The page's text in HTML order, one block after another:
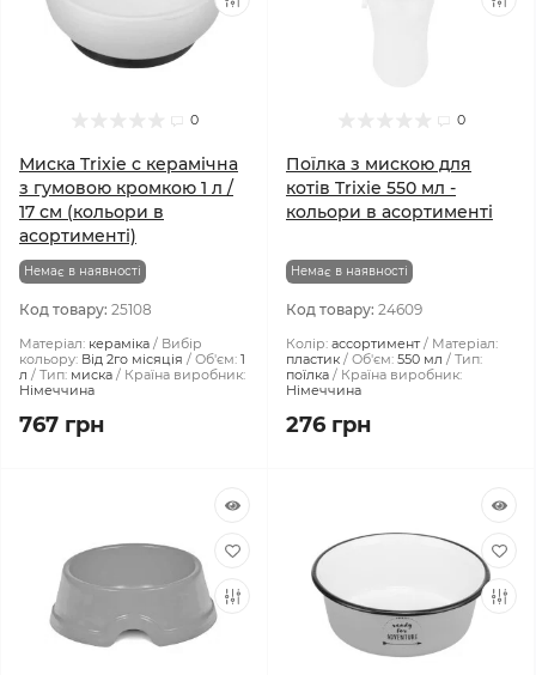
0
Миска Trixie c керамічна
з гумовою кромкою 1 л /
17 см (кольори в
асортименті)
Немає в наявності
Код товару: 25108
Матеріал: кераміка
Вибір
кольору: Від 2го місяція Об'єм: 1
л
Тип: миска
Країна виробник:
Німеччина
767 грн
0
Поїлка з мискою для
котів Trixie 550 мл -
кольори в асортименті
Немає в наявності
Код товару: 24609
Колір: ассортимент
Матеріал:
пластик
Об'єм: 550 мл
Тип:
поїлка
Країна виробник:
Німеччина
276 грн